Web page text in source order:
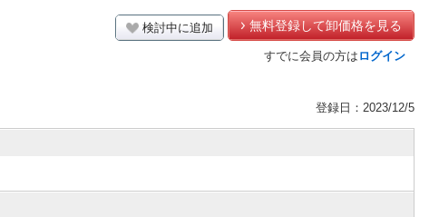
検討中に追加 無料登録して卸価格を見る
すでに会員の方は ログイン
登録日：2023/12/5